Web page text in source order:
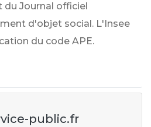
Journal officiel
d'objet social. L'Insee
du code APE.
public.fr